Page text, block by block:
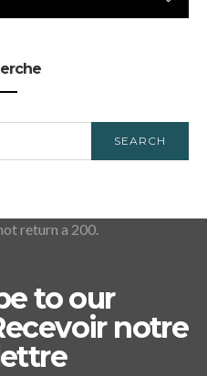
SEARCH
return a 200.
to our
notre